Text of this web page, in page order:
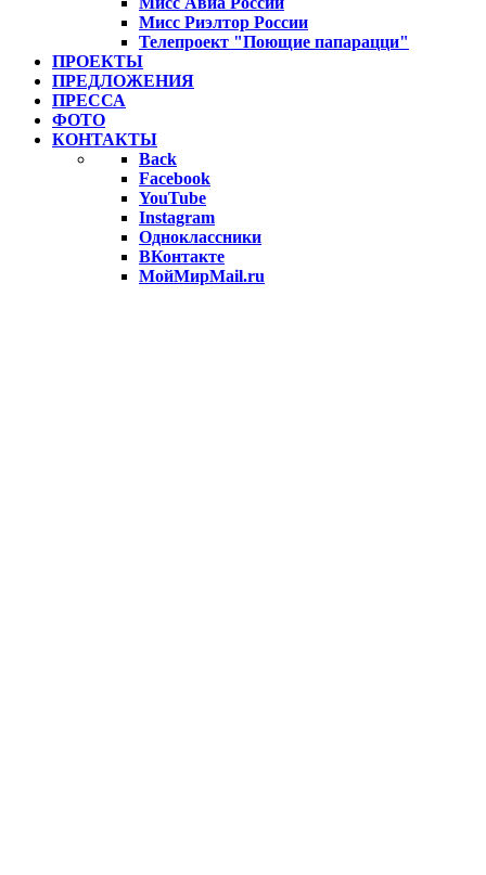
Мисс Риэлтор России
Телепроект "Поющие папарацци"
ПРОЕКТЫ
ПРЕДЛОЖЕНИЯ
ПРЕССА
ФОТО
КОНТАКТЫ
Back
Facebook
YouTube
Instagram
Одноклассники
ВКонтакте
МойМирMail.ru